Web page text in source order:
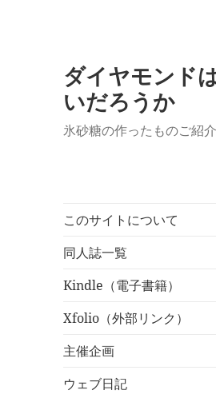
ダイヤモンド
いだろうか
氷砂糖の作ったものご紹介
このサイトについて
同人誌一覧
Kindle（電子書籍）
Xfolio（外部リンク）
主催企画
ウェブ日記